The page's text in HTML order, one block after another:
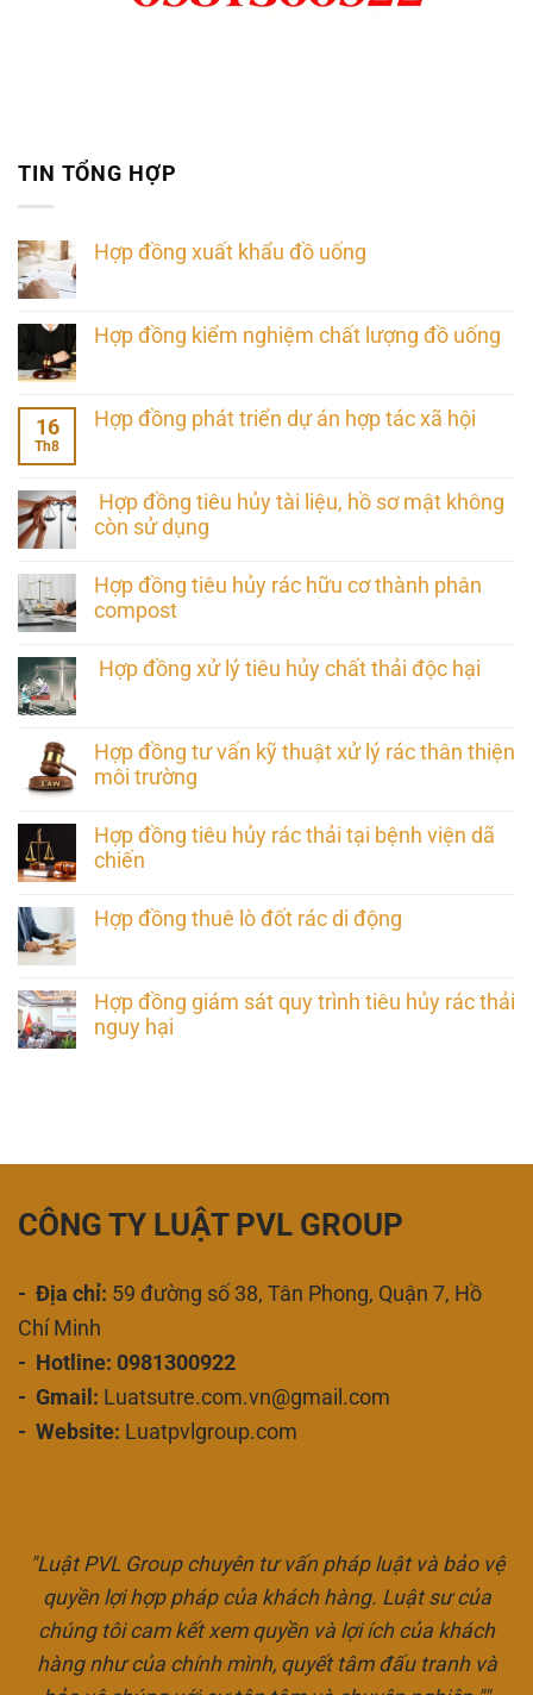
TIN TỔNG HỢP
Hợp đồng xuất khẩu đồ uống
Hợp đồng kiểm nghiệm chất lượng đồ uống
16
Th8
Hợp đồng phát triển dự án hợp tác xã hội
Hợp đồng tiêu hủy tài liệu, hồ sơ mật không
còn sử dụng
Hợp đồng tiêu hủy rác hữu cơ thành phân
compost
Hợp đồng xử lý tiêu hủy chất thải độc hại
Hợp đồng tư vấn kỹ thuật xử lý rác thân thiện
môi trường
Hợp đồng tiêu hủy rác thải tại bệnh viện dã
chiến
Hợp đồng thuê lò đốt rác di động
Hợp đồng giám sát quy trình tiêu hủy rác thải
nguy hại
CÔNG TY LUẬT PVL GROUP
- Địa chỉ: 59 đường số 38, Tân Phong, Quận 7, Hồ
Chí Minh
- Hotline: 0981300922
- Gmail: Luatsutre.com.vn@gmail.com
- Website: Luatpvlgroup.com
"Luật PVL Group chuyên tư vấn pháp luật và bảo vệ
quyền lợi hợp pháp của khách hàng. Luật sư của
chúng tôi cam kết xem quyền và lợi ích của khách
hàng như của chính mình, quyết tâm đấu tranh và